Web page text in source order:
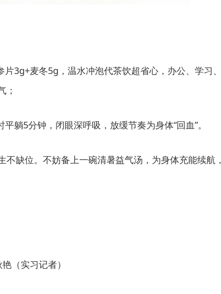
3g+麦冬5g，温水冲泡代茶饮超省心，办公、学习、
；
躺5分钟，闭眼深呼吸，放缓节奏为身体“回血”。
不缺位。不妨备上一碗清暑益气汤，为身体充能续航，
（实习记者）